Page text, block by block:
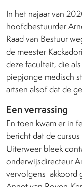
In het najaar van
hoofdbestuurder
Raad van Bestuur
de meester
deze faculteit, die
piepjonge medisch
artsen alsof dat de
Een verrassing
En toen kwam er in
bericht dat de
Uiterweer bleek
onderwijsdirecteur
vervolgens akkoord